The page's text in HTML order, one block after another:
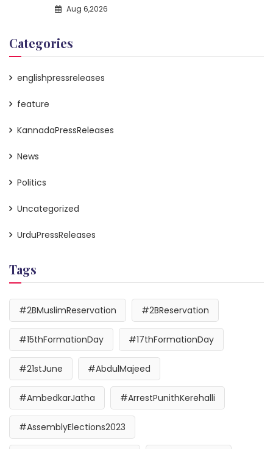
Aug 6,2026
Categories
englishpressreleases
feature
KannadaPressReleases
News
Politics
Uncategorized
UrduPressReleases
Tags
#2BMuslimReservation #2BReservation
#15thFormationDay #17thFormationDay
#21stJune #AbdulMajeed
#AmbedkarJatha #ArrestPunithKerehalli
#AssemblyElections2023